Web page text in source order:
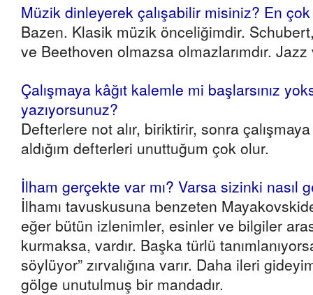
Müzik dinleyerek çalışabilir misiniz? En
Bazen. Klasik müzik önceliğimdir.
ve Beethoven olmazsa olmazlarımdır.
Çalışmaya kâğıt kalemle mi başlarsınız
yazıyorsunuz?
Defterlere not alır, biriktirir, sonra
aldığım defterleri unuttuğum çok olur.
İlham gerçekte var mı? Varsa sizinki nasıl
İlhamı tavuskusuna benzeten
eğer bütün izlenimler, esinler ve bilgiler
kurmaksa, vardır. Başka türlü
söylüyor” zırvalığına varır. Daha ileri
gölge unutulmuş bir mandadır.